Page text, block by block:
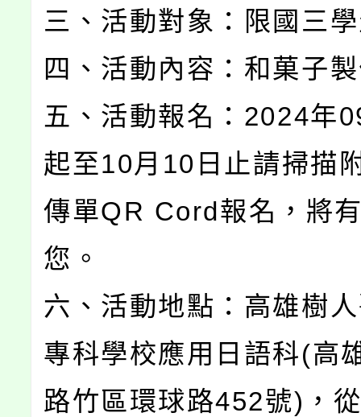
三、活動對象：限國三
四、活動內容：和菓子
五、活動報名：2024年
起至10月10日止請掃描
傳單QR Cord報名，將
您。
六、活動地點：高雄樹
專科學校應用日語科(高
路竹區環球路452號)，